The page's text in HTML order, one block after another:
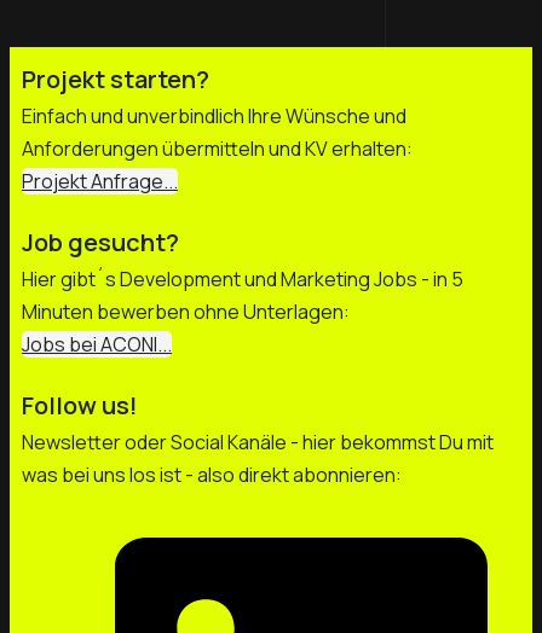
Projekt starten?
Einfach und unverbindlich Ihre Wünsche und
Anforderungen übermitteln und KV erhalten:
Projekt Anfrage...
Job gesucht?
Hier gibt´s Development und Marketing Jobs - in 5
Minuten bewerben ohne Unterlagen:
Jobs bei ACONI...
Follow us!
Newsletter oder Social Kanäle - hier bekommst Du mit
was bei uns los ist - also direkt abonnieren: